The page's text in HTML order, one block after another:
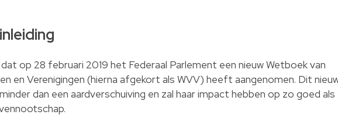
op 28 februari 2019 het Federaal Parlement een nieuw Wetboek van
en Verenigingen (hierna afgekort als WVV) heeft aangenomen. Dit
dan een aardverschuiving en zal haar impact hebben op zo goed als